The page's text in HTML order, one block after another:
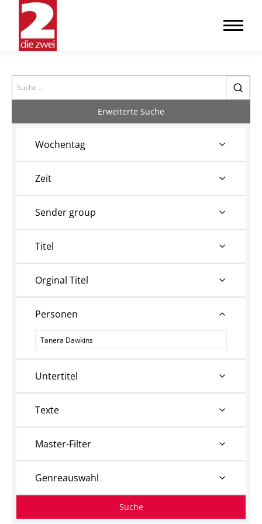
Search
Erweiterte Suche
Wochentag
Zeit
Sender group
Titel
Orginal Titel
Personen
Personen
Untertitel
Texte
Master-Filter
Genreauswahl
Suche